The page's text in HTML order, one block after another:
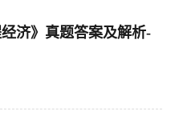
济》真题答案及解析-